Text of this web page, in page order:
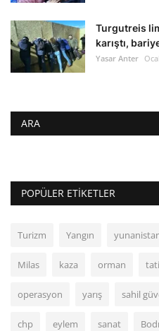
Turgutreis
karıştı,
Yasar Anter
ARA
POPÜLER ETIKETLER
Turizm Yangın
Milas kaza orman
operasyon yarış sahil
chp eylem sanat